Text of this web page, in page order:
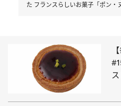
た フランスらしいお菓子「ポン・